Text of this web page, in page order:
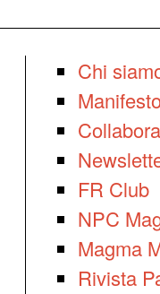
Chi
Collabora
FR Club
NPC
Magma
Rivista